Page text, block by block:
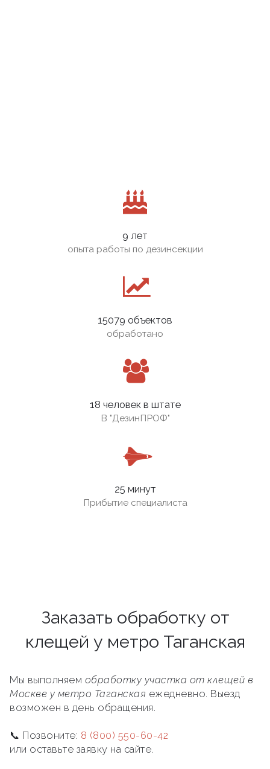
9 лет
опыта работы по дезинсекции
15079 объектов
обработано
18 человек в штате
В "ДезинПРОФ"
25 минут
Прибытие специалиста
Заказать обработку от
клещей у метро Таганская
Мы выполняем обработку участка от клещей в
Москве у метро Таганская ежедневно. Выезд
возможен в день обращения.
📞 Позвоните: 8 (800) 550-60-42
или оставьте заявку на сайте.